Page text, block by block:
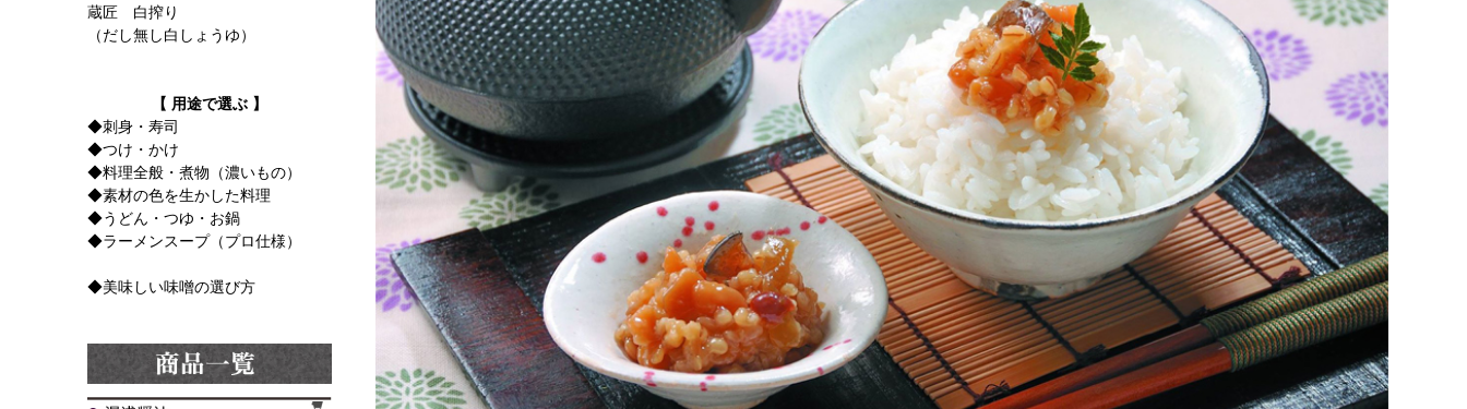
蔵匠 白搾り
（だし無し白しょうゆ）
【 用途で選ぶ 】
◆刺身・寿司
◆つけ・かけ
◆料理全般・煮物（濃いもの）
◆素材の色を生かした料理
◆うどん・つゆ・お鍋
◆ラーメンスープ（プロ仕様）
◆美味しい味噌の選び方